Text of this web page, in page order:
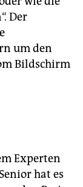
Der
um den
Bildschirm
Experten
hat es